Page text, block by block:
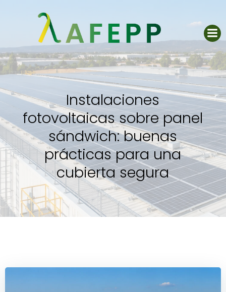
contenido
Instalaciones
fotovoltaicas sobre panel
sándwich: buenas
prácticas para una
cubierta segura